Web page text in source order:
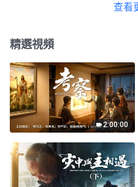
查看
精選視頻
2:00:00